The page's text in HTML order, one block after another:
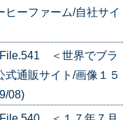
ーファーム/自社サイ
File.541 ＜世界でブラ
通販サイト/画像１５
08)